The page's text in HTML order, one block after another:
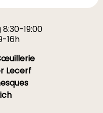
19:00
16h
Lecerf